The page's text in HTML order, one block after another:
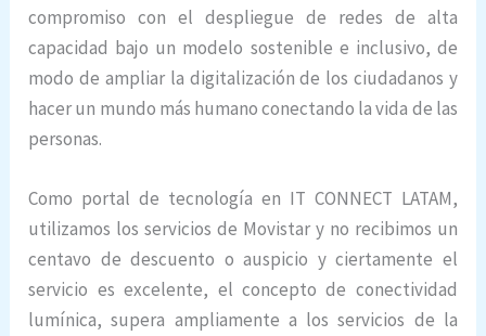
compromiso con el despliegue de redes de alta
capacidad bajo un modelo sostenible e inclusivo, de
modo de ampliar la digitalización de los ciudadanos y
hacer un mundo más humano conectando la vida de las
personas.
Como portal de tecnología en IT CONNECT LATAM,
utilizamos los servicios de Movistar y no recibimos un
centavo de descuento o auspicio y ciertamente el
servicio es excelente, el concepto de conectividad
lumínica, supera ampliamente a los servicios de la